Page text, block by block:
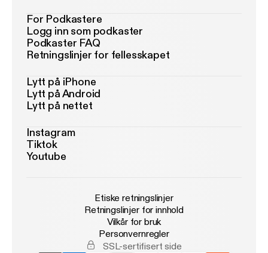
For Podkastere
Logg inn som podkaster
Podkaster FAQ
Retningslinjer for fellesskapet
Lytt på iPhone
Lytt på Android
Lytt på nettet
Instagram
Tiktok
Youtube
Etiske retningslinjer
Retningslinjer for innhold
Vilkår for bruk
Personvernregler
SSL-sertifisert side